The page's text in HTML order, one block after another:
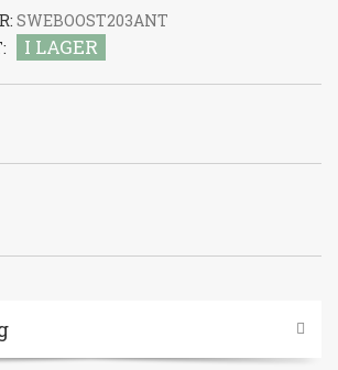
SWEBOOST203ANT
I LAGER